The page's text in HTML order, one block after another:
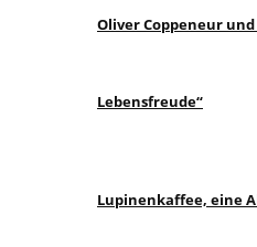
Oliver Coppeneur
Lebensfreude“
Lupinenkaffee, eine